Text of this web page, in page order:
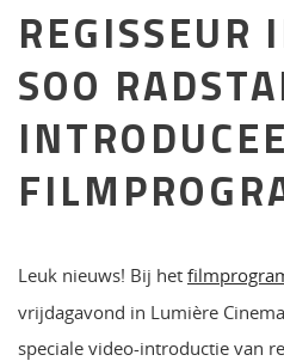
REGISSEUR
SOO
Leuk nieuws! Bij het
vrijdagavond in Lumière
speciale video-introductie van